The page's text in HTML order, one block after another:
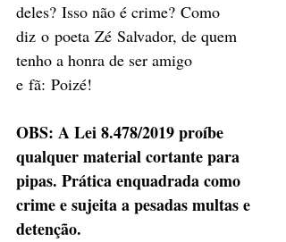
deles? Isso não é crime? Como
diz o poeta Zé Salvador, de quem
tenho a honra de ser amigo
e fã: Poizé!
OBS: A Lei 8.478/2019 proíbe
qualquer material cortante para
pipas. Prática enquadrada como
crime e sujeita a pesadas multas e
detenção.